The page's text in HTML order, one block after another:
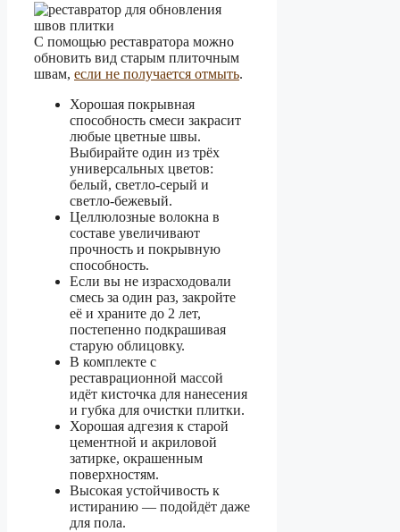
С помощью реставратора можно
обновить вид старым плиточным
швам, если не получается отмыть.
Хорошая покрывная
способность смеси закрасит
любые цветные швы.
Выбирайте один из трёх
универсальных цветов:
белый, светло-серый и
светло-бежевый.
Целлюлозные волокна в
составе увеличивают
прочность и покрывную
способность.
Если вы не израсходовали
смесь за один раз, закройте
её и храните до 2 лет,
постепенно подкрашивая
старую облицовку.
В комплекте с
реставрационной массой
идёт кисточка для нанесения
и губка для очистки плитки.
Хорошая адгезия к старой
цементной и акриловой
затирке, окрашенным
поверхностям.
Высокая устойчивость к
истиранию — подойдёт даже
для пола.